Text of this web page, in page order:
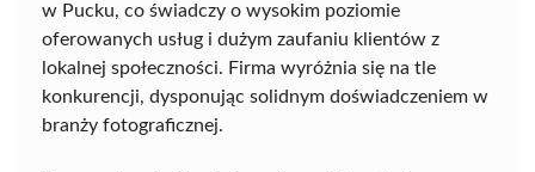
w Pucku, co świadczy o wysokim poziomie
oferowanych usług i dużym zaufaniu klientów z
lokalnej społeczności. Firma wyróżnia się na tle
konkurencji, dysponując solidnym doświadczeniem w
branży fotograficznej.